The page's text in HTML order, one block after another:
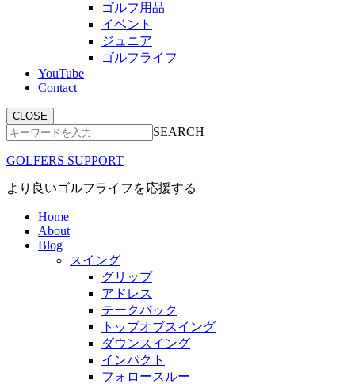
ゴルフ用品
イベント
ジュニア
ゴルフライフ
YouTube
Contact
CLOSE
SEARCH
GOLFERS SUPPORT
より良いゴルフライフを応援する
Home
About
Blog
スイング
グリップ
アドレス
テークバック
トップオブスイング
ダウンスイング
インパクト
フォロースルー